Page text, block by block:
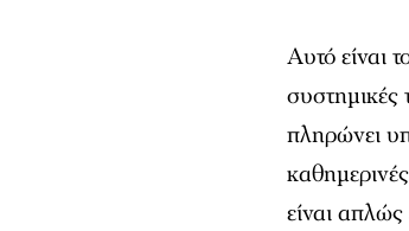
Αυτό είναι
συστημικές
πληρώνει
είναι